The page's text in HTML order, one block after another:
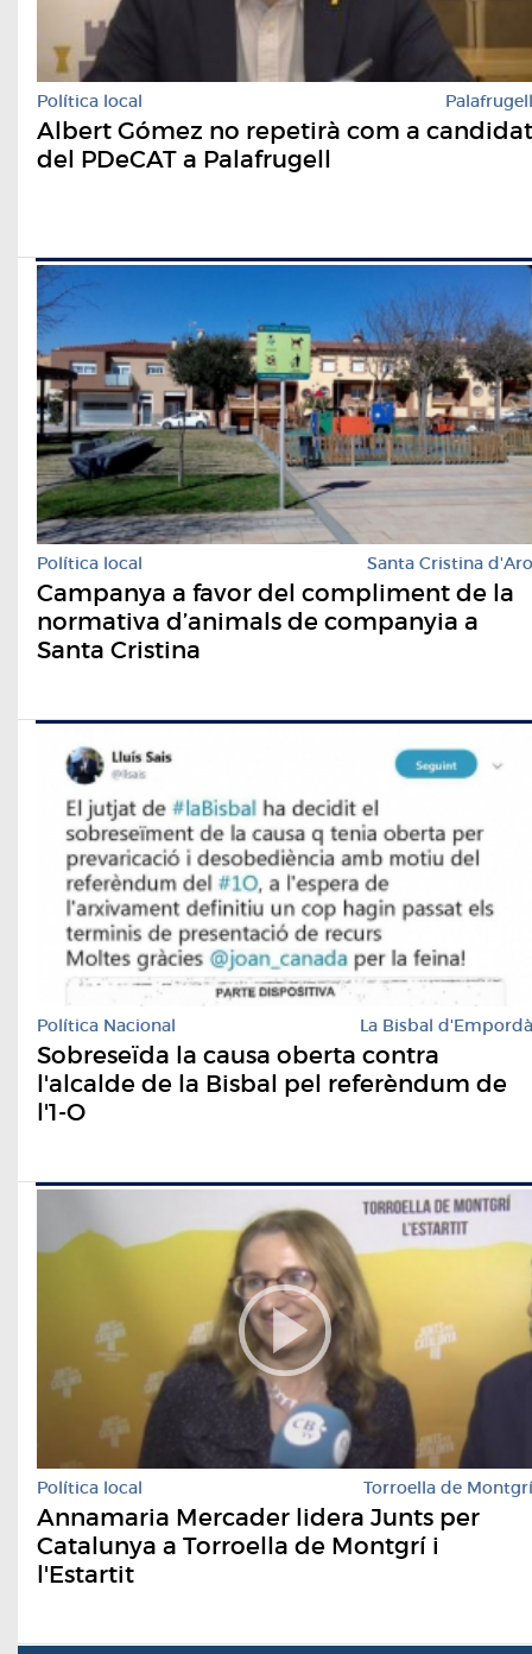
Política local Palafrugell
Albert Gómez no repetirà com a candidat
del PDeCAT a Palafrugell
Política local Santa Cristina d'Aro
Campanya a favor del compliment de la
normativa d’animals de companyia a
Santa Cristina
Política Nacional La Bisbal d'Empordà
Sobreseïda la causa oberta contra
l'alcalde de la Bisbal pel referèndum de
l'1-O
Política local Torroella de Montgrí
Annamaria Mercader lidera Junts per
Catalunya a Torroella de Montgrí i
l'Estartit